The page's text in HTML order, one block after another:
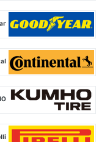
GoodYear
Continental
KUMHO
Pirelli